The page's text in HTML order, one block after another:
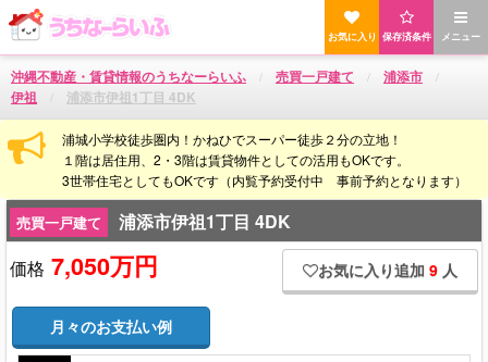
メニュー
保存済条件
お気に入り
沖縄不動産・賃貸情報のうちなーらいふ 売買一戸建て
浦添市
伊祖
浦添市伊祖1丁目 4DK
浦城小学校徒歩圏内！かねひでスーパー徒歩２分の立地！
１階は居住用、2・3階は賃貸物件としての活用もOKです。
3世帯住宅としてもOKです（内覧予約受付中 事前予約となります）
売買一戸建て
浦添市伊祖1丁目 4DK
価格 7,050万円 お気に入り追加 9 人
月々のお支払い例